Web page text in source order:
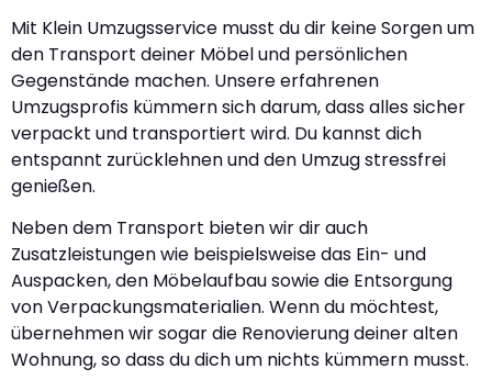
Mit Klein Umzugsservice musst du dir keine Sorgen um
den Transport deiner Möbel und persönlichen
Gegenstände machen. Unsere erfahrenen
Umzugsprofis kümmern sich darum, dass alles sicher
verpackt und transportiert wird. Du kannst dich
entspannt zurücklehnen und den Umzug stressfrei
genießen.
Neben dem Transport bieten wir dir auch
Zusatzleistungen wie beispielsweise das Ein- und
Auspacken, den Möbelaufbau sowie die Entsorgung
von Verpackungsmaterialien. Wenn du möchtest,
übernehmen wir sogar die Renovierung deiner alten
Wohnung, so dass du dich um nichts kümmern musst.